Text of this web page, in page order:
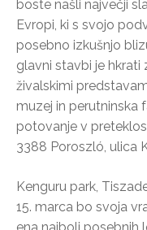
boste našli največji
Evropi, ki s svojo
posebno izkušnjo
glavni stavbi je hkrati
živalskimi
muzej in perutninska
potovanje v
3388 Poroszló, ulica
Kenguru park,
15. marca bo svoja